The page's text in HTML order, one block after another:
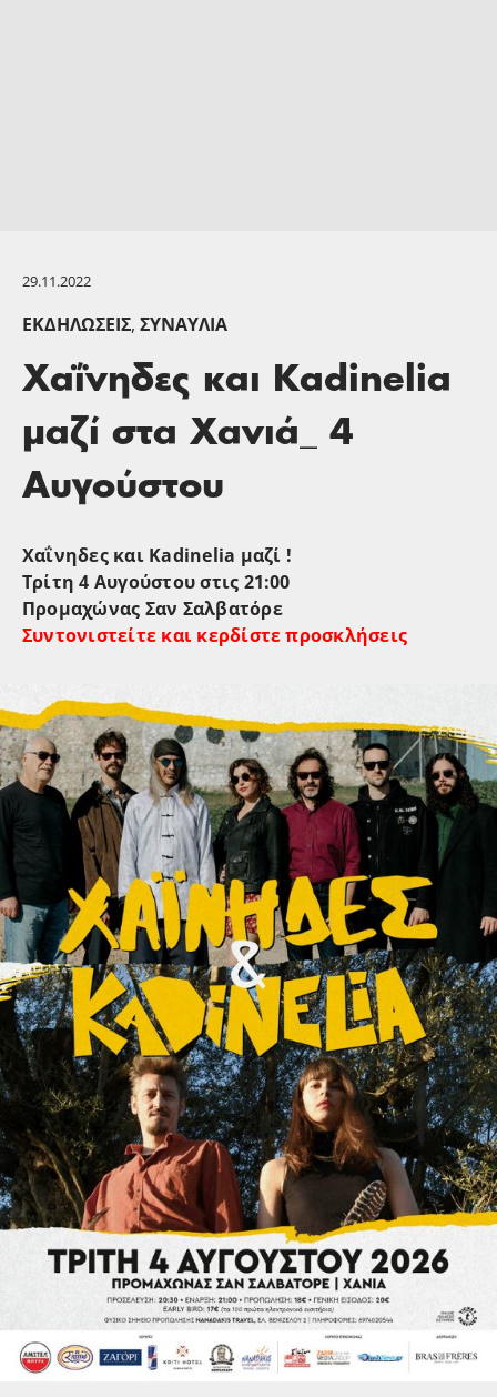
29.11.2022
ΕΚΔΗΛΏΣΕΙΣ, ΣΥΝΑΥΛΊΑ
Χαΐνηδες και Kadinelia
μαζί στα Χανιά_ 4
Αυγούστου
Χαΐνηδες και Kadinelia μαζί !
Τρίτη 4 Αυγούστου στις 21:00
Προμαχώνας Σαν Σαλβατόρε
Συντονιστείτε και κερδίστε προσκλήσεις